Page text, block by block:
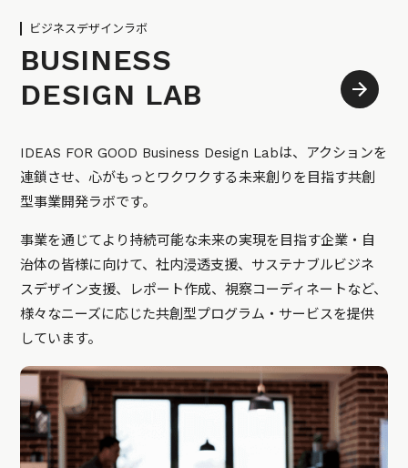
ビジネスデザインラボ
BUSINESS
DESIGN LAB
IDEAS FOR GOOD Business Design Labは、アクションを
連鎖させ、心がもっとワクワクする未来創りを目指す共創
型事業開発ラボです。
事業を通じてより持続可能な未来の実現を目指す企業・自
治体の皆様に向けて、社内浸透支援、サステナブルビジネ
スデザイン支援、レポート作成、視察コーディネートなど、
様々なニーズに応じた共創型プログラム・サービスを提供
しています。